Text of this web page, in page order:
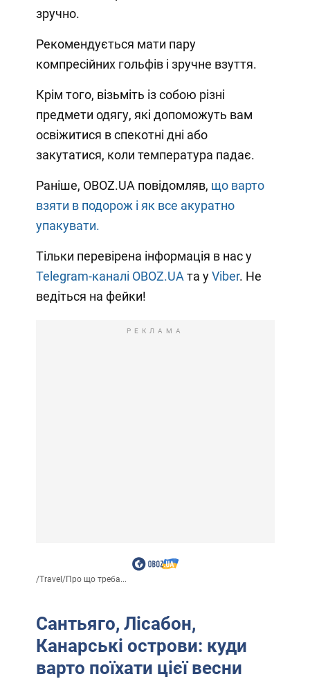
зручно.
Рекомендується мати пару
компресійних гольфів і зручне взуття.
Крім того, візьміть із собою різні
предмети одягу, які допоможуть вам
освіжитися в спекотні дні або
закутатися, коли температура падає.
Раніше, OBOZ.UA повідомляв, що варто
взяти в подорож і як все акуратно
упакувати.
Тільки перевірена інформація в нас у
Telegram-каналі OBOZ.UA та уViber. Не
ведіться на фейки!
РЕКЛАМА
/Travel/Про що треба...
Сантьяго, Лісабон,
Канарські острови: куди
варто поїхати цієї весни